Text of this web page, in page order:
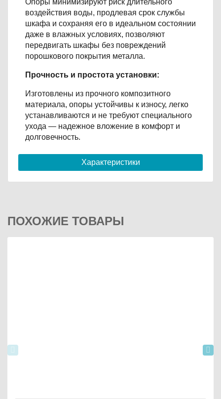
Опоры минимизируют риск длительного
воздействия воды, продлевая срок службы
шкафа и сохраняя его в идеальном состоянии
даже в влажных условиях, позволяют
передвигать шкафы без повреждений
порошкового покрытия металла.
Прочность и простота установки:
Изготовлены из прочного композитного
материала, опоры устойчивы к износу, легко
устанавливаются и не требуют специального
ухода — надежное вложение в комфорт и
долговечность.
Характеристики
ПОХОЖИЕ ТОВАРЫ